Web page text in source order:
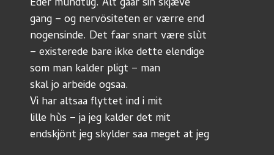
gang – og nervösiteten er værre end
nogensinde. Det faar snart være slùt
– existerede bare ikke dette elendige
som man kalder pligt – man
skal jo arbeide ogsaa.
Vi har altsaa flyttet ind i mit
lille hùs – ja jeg kalder det mit
endskjönt jeg skylder saa meget at jeg